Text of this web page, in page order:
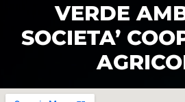
VERDE
SOCIETA’